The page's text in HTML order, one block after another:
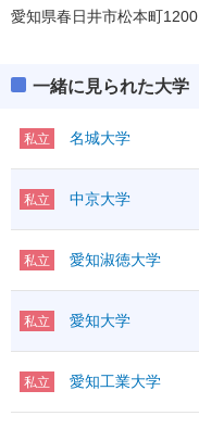
愛知県春日井市松本町1200
一緒に見られた大学
私立 名城大学
私立 中京大学
私立 愛知淑徳大学
私立 愛知大学
私立 愛知工業大学